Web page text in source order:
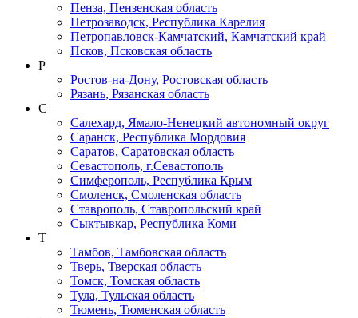
Пенза, Пензенская область
Петрозаводск, Республика Карелия
Петропавловск-Камчатский, Камчатский край
Псков, Псковская область
Р
Ростов-на-Дону, Ростовская область
Рязань, Рязанская область
С
Салехард, Ямало-Ненецкий автономный округ
Саранск, Республика Мордовия
Саратов, Саратовская область
Севастополь, г.Севастополь
Симферополь, Республика Крым
Смоленск, Смоленская область
Ставрополь, Ставропольский край
Сыктывкар, Республика Коми
Т
Тамбов, Тамбовская область
Тверь, Тверская область
Томск, Томская область
Тула, Тульская область
Тюмень, Тюменская область